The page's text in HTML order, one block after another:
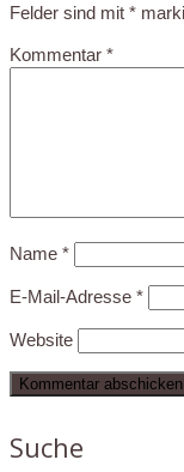
Felder sind mit *
Kommentar *
Name *
E-Mail-Adresse *
Website
Suche